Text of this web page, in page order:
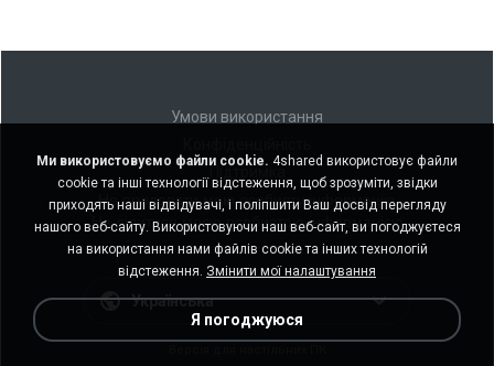
Умови використання
Не продавати мою особисту інформацію
Не ділитися моєю особистою інформацією
Українська
Ми використовуємо файли cookie. 4shared використовує файли
cookie та інші технології відстеження, щоб зрозуміти, звідки
приходять наші відвідувачі, і поліпшити Ваш досвід перегляду
нашого веб-сайту. Використовуючи наш веб-сайт, ви погоджуєтеся
на використання нами файлів cookie та інших технологій
відстеження. Змінити мої налаштування
Я погоджуюся